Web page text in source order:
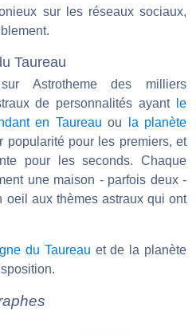
sur les réseaux sociaux,
Taureau
Astrotheme des milliers
de personnalités ayant
le
en Taureau ou
la planète
popularité pour les premiers, et
pour les seconds. Chaque
une maison - parfois deux -
oeil aux thèmes astraux qui ont
du Taureau et de la planète